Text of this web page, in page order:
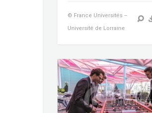
© France Universités –
Université de Lorraine